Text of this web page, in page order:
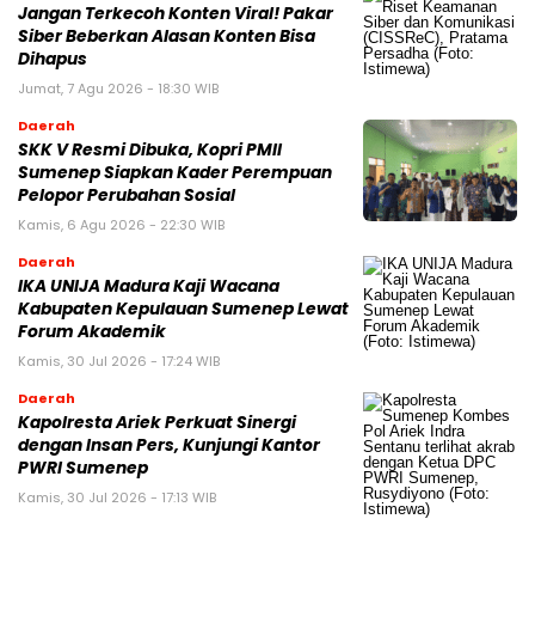
Jangan Terkecoh Konten Viral! Pakar
Siber Beberkan Alasan Konten Bisa
Dihapus
Jumat, 7 Agu 2026 - 18:30 WIB
Daerah
SKK V Resmi Dibuka, Kopri PMII
Sumenep Siapkan Kader Perempuan
Pelopor Perubahan Sosial
Kamis, 6 Agu 2026 - 22:30 WIB
Daerah
IKA UNIJA Madura Kaji Wacana
Kabupaten Kepulauan Sumenep Lewat
Forum Akademik
Kamis, 30 Jul 2026 - 17:24 WIB
Daerah
Kapolresta Ariek Perkuat Sinergi
dengan Insan Pers, Kunjungi Kantor
PWRI Sumenep
Kamis, 30 Jul 2026 - 17:13 WIB